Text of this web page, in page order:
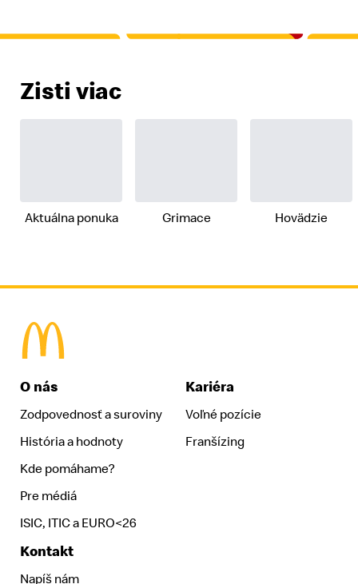
Zisti viac
Aktuálna ponuka Grimace Hovädzie
O nás
Zodpovednosť a suroviny
História a hodnoty
Kde pomáhame?
Pre médiá
ISIC, ITIC a EURO<26
Kariéra
Voľné pozície
Franšízing
Kontakt
Napíš nám